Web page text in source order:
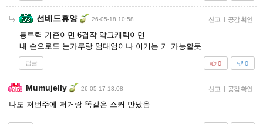
선베드휴양 26-05-18 10:58 신고 | 공감 확인
동투력 기준이면 6겁작 앜그캐릭이면
내 손으로도 눈가루랑 엄대엄이나 이기는 거 가능할듯
답글 0
0
Mumujelly 26-05-17 13:08 신고 | 공감 확인
나도 저번주에 저거랑 똑같은 스커 만났음